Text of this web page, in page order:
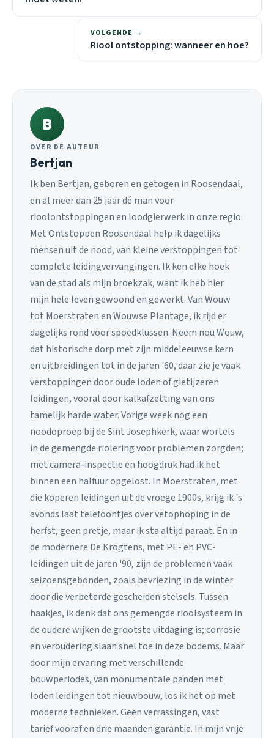
VOLGENDE →
Riool ontstopping: wanneer en hoe?
B
OVER DE AUTEUR
Bertjan
Ik ben Bertjan, geboren en getogen in Roosendaal,
en al meer dan 25 jaar dé man voor
rioolontstoppingen en loodgierwerk in onze regio.
Met Ontstoppen Roosendaal help ik dagelijks
mensen uit de nood, van kleine verstoppingen tot
complete leidingvervangingen. Ik ken elke hoek
van de stad als mijn broekzak, want ik heb hier
mijn hele leven gewoond en gewerkt. Van Wouw
tot Moerstraten en Wouwse Plantage, ik rijd er
dagelijks rond voor spoedklussen. Neem nou Wouw,
dat historische dorp met zijn middeleeuwse kern
en uitbreidingen tot in de jaren '60, daar zie je vaak
verstoppingen door oude loden of gietijzeren
leidingen, vooral door kalkafzetting van ons
tamelijk harde water. Vorige week nog een
noodoproep bij de Sint Josephkerk, waar wortels
in de gemengde riolering voor problemen zorgden;
met camera-inspectie en hoogdruk had ik het
binnen een halfuur opgelost. In Moerstraten, met
die koperen leidingen uit de vroege 1900s, krijg ik 's
avonds laat telefoontjes over vetophoping in de
herfst, geen pretje, maar ik sta altijd paraat. En in
de modernere De Krogtens, met PE- en PVC-
leidingen uit de jaren '90, zijn de problemen vaak
seizoensgebonden, zoals bevriezing in de winter
door die verbeterde gescheiden stelsels. Tussen
haakjes, ik denk dat ons gemengde rioolsysteem in
de oudere wijken de grootste uitdaging is; corrosie
en veroudering slaan snel toe in deze bodems. Maar
door mijn ervaring met verschillende
bouwperiodes, van monumentale panden met
loden leidingen tot nieuwbouw, los ik het op met
moderne technieken. Geen verrassingen, vast
tarief vooraf en drie maanden garantie. In mijn vrije